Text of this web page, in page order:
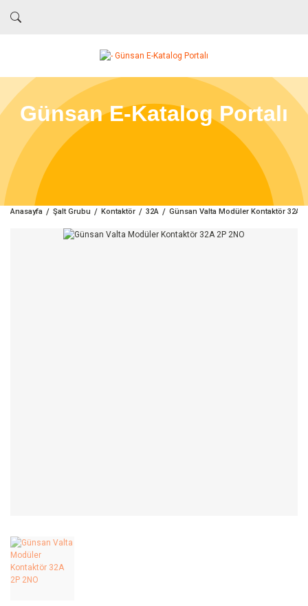
Günsan E-Katalog Portalı
Anasayfa Şalt Grubu Kontaktör 32A Günsan Valta Modüler Kontaktör 32A